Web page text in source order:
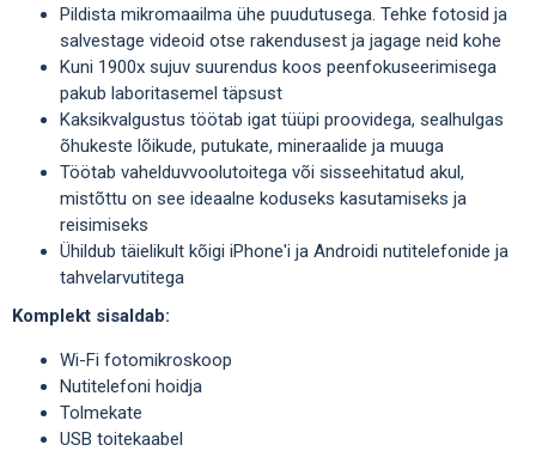
Pildista mikromaailma ühe puudutusega. Tehke fotosid ja
salvestage videoid otse rakendusest ja jagage neid kohe
Kuni 1900x sujuv suurendus koos peenfokuseerimisega
pakub laboritasemel täpsust
Kaksikvalgustus töötab igat tüüpi proovidega, sealhulgas
õhukeste lõikude, putukate, mineraalide ja muuga
Töötab vahelduvvoolutoitega või sisseehitatud akul,
mistõttu on see ideaalne koduseks kasutamiseks ja
reisimiseks
Ühildub täielikult kõigi iPhone'i ja Androidi nutitelefonide ja
tahvelarvutitega
Komplekt sisaldab:
Wi-Fi fotomikroskoop
Nutitelefoni hoidja
Tolmekate
USB toitekaabel